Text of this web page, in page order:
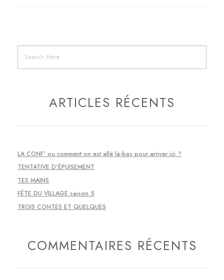
ARTICLES RÉCENTS
LA CONF’ ou comment on est allé là-bas pour arriver ici ?
TENTATIVE D’ÉPUISEMENT
TES MAINS
FÊTE DU VILLAGE saison 5
TROIS CONTES ET QUELQUES
COMMENTAIRES RÉCENTS